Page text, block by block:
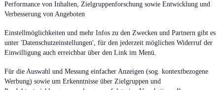
Performance von Inhalten, Zielgruppenforschung sowie Entwicklung und
Verbesserung von Angeboten
Einstellmöglichkeiten und mehr Infos zu den Zwecken und Partnern gibt es
unter 'Datenschutzeinstellungen', für den jederzeit möglichen Widerruf der
Einwilligung auch erreichbar über den Link im Menü.
Für die Auswahl und Messung einfacher Anzeigen (sog. kontextbezogene
Werbung) sowie um Erkenntnisse über Zielgruppen und